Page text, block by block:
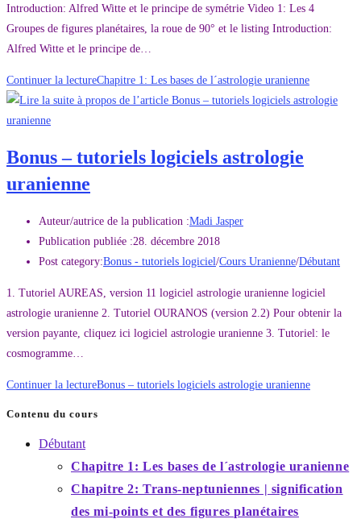
Introduction: Alfred Witte et le principe de symétrie Video 1: Les 4
Groupes de figures planétaires, la roue de 90° et le listing Introduction:
Alfred Witte et le principe de…
Continuer la lectureChapitre 1: Les bases de l´astrologie uranienne
Bonus – tutoriels logiciels astrologie
uranienne
Auteur/autrice de la publication :Madi Jasper
Publication publiée :28. décembre 2018
Post category:Bonus - tutoriels logiciel/Cours Uranienne/Débutant
1. Tutoriel AUREAS, version 11 logiciel astrologie uranienne logiciel
astrologie uranienne 2. Tutoriel OURANOS (version 2.2) Pour obtenir la
version payante, cliquez ici logiciel astrologie uranienne 3. Tutoriel: le
cosmogramme…
Continuer la lectureBonus – tutoriels logiciels astrologie uranienne
Contenu du cours
Débutant
Chapitre 1: Les bases de l´astrologie uranienne
Chapitre 2: Trans-neptuniennes | signification
des mi-points et des figures planétaires